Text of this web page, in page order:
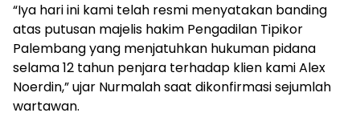
“Iya hari ini kami telah resmi menyatakan banding
atas putusan majelis hakim Pengadilan Tipikor
Palembang yang menjatuhkan hukuman pidana
selama 12 tahun penjara terhadap klien kami Alex
Noerdin,” ujar Nurmalah saat dikonfirmasi sejumlah
wartawan.